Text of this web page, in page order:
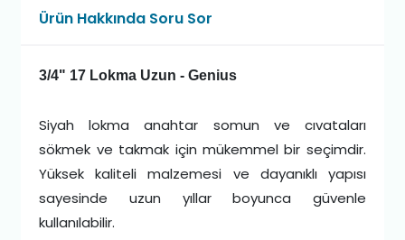
Ürün Hakkında Soru Sor
3/4" 17 Lokma Uzun - Genius
Siyah lokma anahtar somun ve cıvataları
sökmek ve takmak için mükemmel bir seçimdir.
Yüksek kaliteli malzemesi ve dayanıklı yapısı
sayesinde uzun yıllar boyunca güvenle
kullanılabilir.